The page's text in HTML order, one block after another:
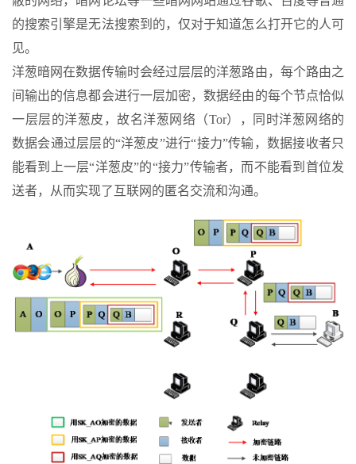
的搜索引擎是无法搜索到的，仅对于知道怎么打开它的人可
见。
洋葱暗网在数据传输时会经过层层的洋葱路由，每个路由之
间输出的信息都会进行一层加密，数据经由的每个节点恰似
一层层的洋葱皮，故名洋葱网络（Tor），同时洋葱网络的
数据会通过层层的“洋葱皮”进行“接力”传输，数据接收者只
能看到上一层“洋葱皮”的“接力”传输者，而不能看到首位发
送者，从而实现了互联网的匿名交流和沟通。